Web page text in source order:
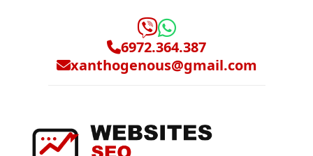
6972.364.387
xanthogenous@gmail.com